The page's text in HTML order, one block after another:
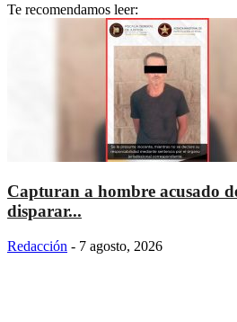
Te recomendamos leer:
Capturan a hombre acusado
disparar...
Redacción - 7 agosto, 2026